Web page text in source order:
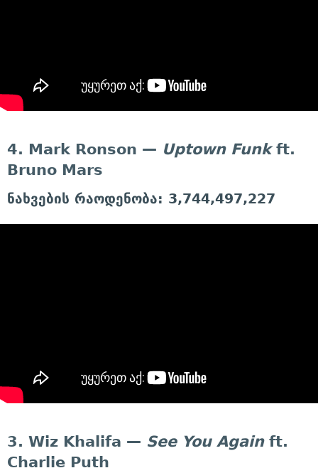
4. Mark Ronson — Uptown Funkft.
Bruno Mars
ნახვების რაოდენობა: 3,744,497,227
3. Wiz Khalifa — See You Againft.
Charlie Puth